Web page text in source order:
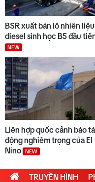
BSR xuất bán lô nhiên liệu
diesel sinh học B5 đầu
NEW
Liên hợp quốc cảnh báo
động nghiêm trọng của El
Nino
NEW
TRUYỀN HÌNH